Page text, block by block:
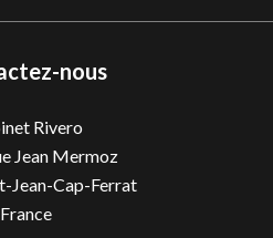
nous
Rivero
Jean Mermoz
Jean-Cap-Ferrat
France